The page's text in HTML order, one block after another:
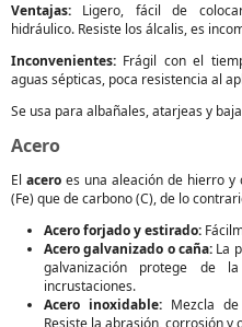
Ventajas: Ligero, fácil de
hidráulico. Resiste los álcalis, es
Inconvenientes: Frágil con el
aguas sépticas, poca resistencia al
Se usa para albañales, atarjeas y
Acero
El acero es una aleación de hierro
(Fe) que de carbono (C), de lo
Acero forjado y estirado:
Acero galvanizado o caña:La
galvanización protege de
incrustaciones.
Acero inoxidable: Mezcla
Resiste la abrasión, corrosión y